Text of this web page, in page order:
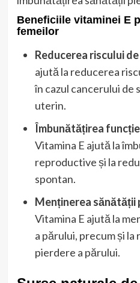
Beneficiile vitaminei E
femeilor
Reducerea riscului
ajută la reducerea
în cazul cancerului de
uterin.
Îmbunătățirea
Vitamina E ajută la
reproductive și la
spontan.
Menținerea sănătății
Vitamina E ajută la
a părului, precum și
pierdere a părului.